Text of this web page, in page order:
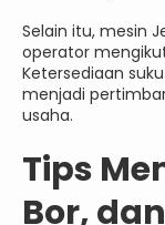
Selain itu, mesin
operator
Ketersediaan
menjadi
usaha.
Tips
Bor,